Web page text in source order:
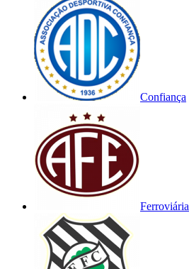
Confiança
Ferroviária